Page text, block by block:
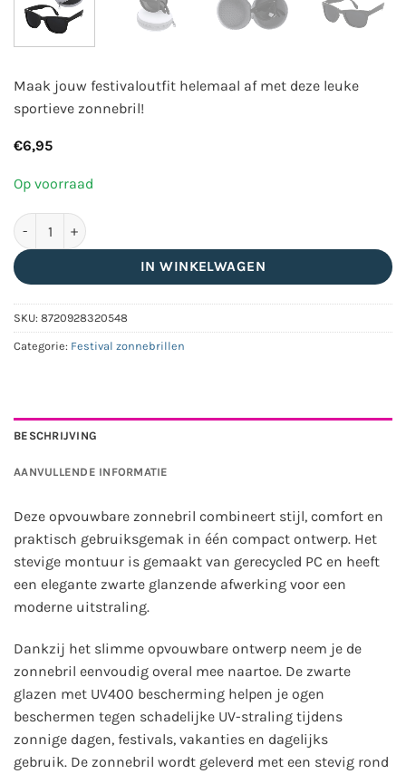
Maak jouw festivaloutfit helemaal af met deze leuke
sportieve zonnebril!
€6,95
Op voorraad
Opvouwbare zonnebril gerecycled PC met UV400 en
IN WINKELWAGEN
SKU: 8720928320548
Categorie: Festival zonnebrillen
BESCHRIJVING
AANVULLENDE INFORMATIE
Deze opvouwbare zonnebril combineert stijl, comfort en
praktisch gebruiksgemak in één compact ontwerp. Het
stevige montuur is gemaakt van gerecycled PC en heeft
een elegante zwarte glanzende afwerking voor een
moderne uitstraling.
Dankzij het slimme opvouwbare ontwerp neem je de
zonnebril eenvoudig overal mee naartoe. De zwarte
glazen met UV400 bescherming helpen je ogen
beschermen tegen schadelijke UV-straling tijdens
zonnige dagen, festivals, vakanties en dagelijks
gebruik. De zonnebril wordt geleverd met een stevig rond